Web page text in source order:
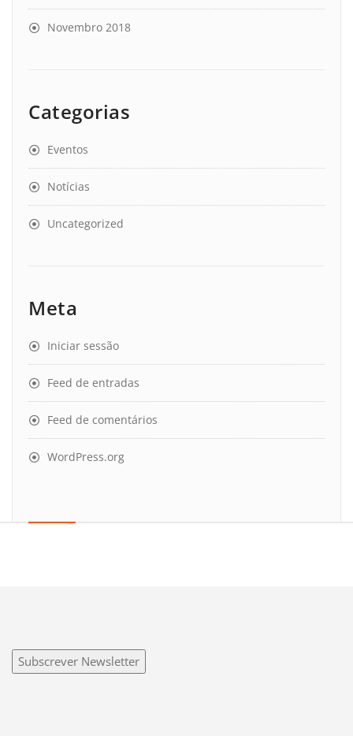
Novembro 2018
Categorias
Eventos
Notícias
Uncategorized
Meta
Iniciar sessão
Feed de entradas
Feed de comentários
WordPress.org
Subscrever Newsletter